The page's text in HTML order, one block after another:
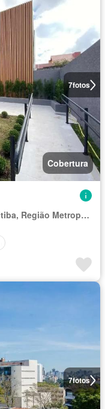
7fotos
Cobertura
Região Geográfica Imediata de Curitiba, Região Metropolitana de Curitiba
7fotos